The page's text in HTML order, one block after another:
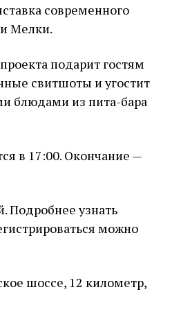
современного
Мелки.
подарит гостям
свитшоты и угостит
блюдами из пита-бара
в 17:00. Окончание —
Подробнее узнать
можно
шоссе, 12 километр,